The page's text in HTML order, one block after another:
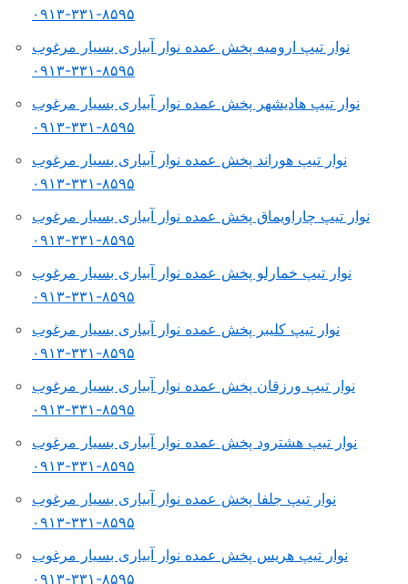
۸۵۹۵-۳۳۱-۰۹۱۳
نوار تیپ ارومیه پخش عمده نوار آبیاری بسیار مرغوب
۸۵۹۵-۳۳۱-۰۹۱۳
نوار تیپ هادیشهر پخش عمده نوار آبیاری بسیار مرغوب
۸۵۹۵-۳۳۱-۰۹۱۳
نوار تیپ هوراند پخش عمده نوار آبیاری بسیار مرغوب
۸۵۹۵-۳۳۱-۰۹۱۳
نوار تیپ چاراویماق پخش عمده نوار آبیاری بسیار مرغوب
۸۵۹۵-۳۳۱-۰۹۱۳
نوار تیپ خمارلو پخش عمده نوار آبیاری بسیار مرغوب
۸۵۹۵-۳۳۱-۰۹۱۳
نوار تیپ کلیبر پخش عمده نوار آبیاری بسیار مرغوب
۸۵۹۵-۳۳۱-۰۹۱۳
نوار تیپ ورزقان پخش عمده نوار آبیاری بسیار مرغوب
۸۵۹۵-۳۳۱-۰۹۱۳
نوار تیپ هشترود پخش عمده نوار آبیاری بسیار مرغوب
۸۵۹۵-۳۳۱-۰۹۱۳
نوار تیپ جلفا پخش عمده نوار آبیاری بسیار مرغوب
۸۵۹۵-۳۳۱-۰۹۱۳
نوار تیپ هریس پخش عمده نوار آبیاری بسیار مرغوب
۸۵۹۵-۳۳۱-۰۹۱۳